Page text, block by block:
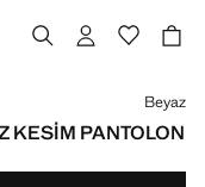
KESIM PANTOLON
Beyaz